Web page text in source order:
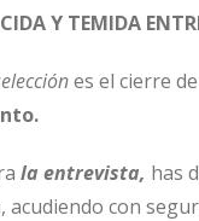
Y TEMIDA
es el cierre
la entrevista, has
acudiendo con